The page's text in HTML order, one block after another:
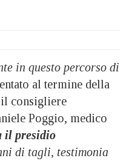
in questo percorso di
al termine della
consigliere
Poggio, medico
il presidio
di tagli, testimonia